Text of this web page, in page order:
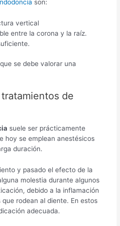
son:
vertical
entre la corona y la raíz.
se debe valorar una
de
suele ser prácticamente
hoy se emplean anestésicos
duración.
y pasado el efecto de la
molestia durante algunos
debido a la inflamación
rodean al diente. En estos
adecuada.